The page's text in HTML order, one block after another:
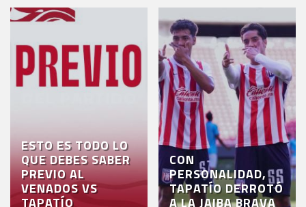
ESTO ES TODO LO
QUE DEBES SABER
PREVIO AL
VENADOS VS
TAPATÍO
CON
PERSONALIDAD,
TAPATÍO DERROTÓ
A LA JAIBA BRAVA